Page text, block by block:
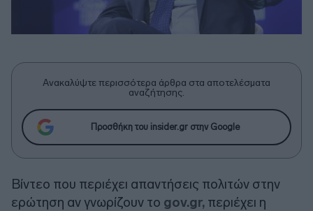
Ανακαλύψτε περισσότερα άρθρα στα αποτελέσματα
αναζήτησης.
Προσθήκη του insider.gr στην Google
Βίντεο που περιέχει απαντήσεις πολιτών στην
ερώτηση αν γνωρίζουν το gov.gr, περιέχει η